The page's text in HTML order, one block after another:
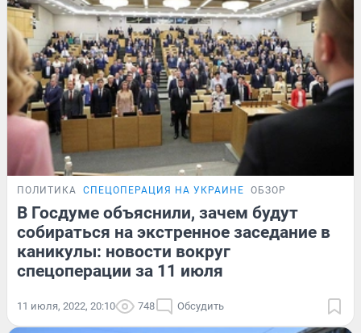
ПОЛИТИКА СПЕЦОПЕРАЦИЯ НА УКРАИНЕ ОБЗОР
В Госдуме объяснили, зачем будут
собираться на экстренное заседание в
каникулы: новости вокруг
спецоперации за 11 июля
11 июля, 2022, 20:10 748 Обсудить